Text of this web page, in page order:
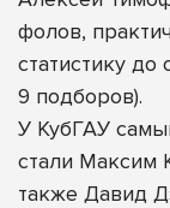
фолов,
статистику до
9 подборов).
У КубГАУ
стали Максим
также Давид